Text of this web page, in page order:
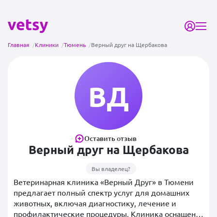
Главная /Клиники /Тюмень /Верный друг на Щербакова
ВД
Оставить отзыв
Верный друг на Щербакова
Вы владелец?
Ветеринарная клиника «Верный Друг» в Тюмени
предлагает полный спектр услуг для домашних
животных, включая диагностику, лечение и
профилактические процедуры. Клиника оснащена